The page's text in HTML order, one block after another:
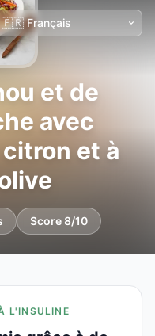
et de
avec
et à
Score 8/10
L'INSULINE